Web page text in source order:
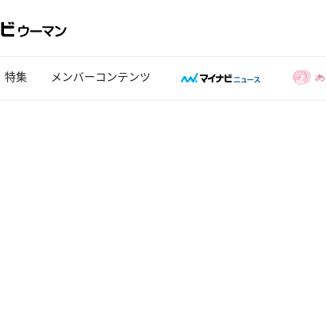
特集 メンバーコンテンツ